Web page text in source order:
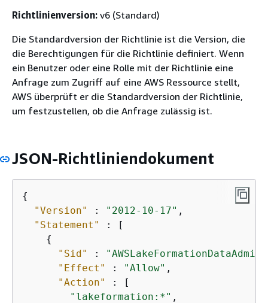
Richtlinienversion: v6 (Standard)
Die Standardversion der Richtlinie ist die Version, die
die Berechtigungen für die Richtlinie definiert. Wenn
ein Benutzer oder eine Rolle mit der Richtlinie eine
Anfrage zum Zugriff auf eine AWS Ressource stellt,
AWS überprüft er die Standardversion der Richtlinie,
um festzustellen, ob die Anfrage zulässig ist.
JSON-Richtliniendokument
{
"Version"
: "2012-10-17" ,
"Statement"
: [
{
"Sid"
:
"Effect"
: "Allow" ,
"Action"
: [
"lakeformation:*" ,